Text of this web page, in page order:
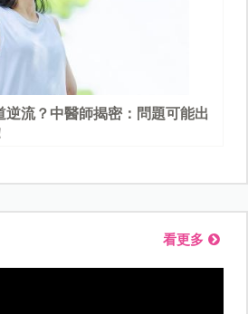
逆流？中醫師揭密：問題可能出
看更多